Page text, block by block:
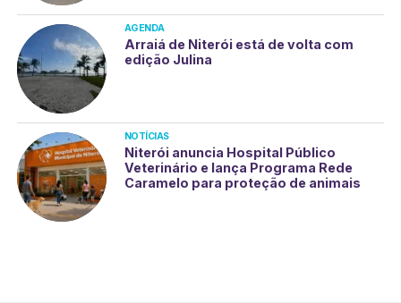
AGENDA
Arraiá de Niterói está de volta com
edição Julina
NOTÍCIAS
Niterói anuncia Hospital Público
Veterinário e lança Programa Rede
Caramelo para proteção de animais